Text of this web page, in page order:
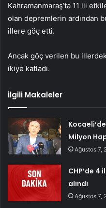
Kahramanmaraş’ta 11 ili
olan depremlerin ardından
illere göç etti.
Ancak göç verilen bu
ikiye katladı.
İlgili Makaleler
Milyon
Ağustos 7,
CHP’de 4
alındı
Ağustos 7,